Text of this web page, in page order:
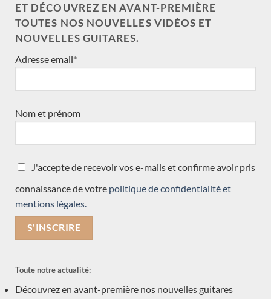
François Régis Léonard
David Pelter
arrivée ce mois
John Price
Will Hamm
Régis Sala
Jan Schneider
Andreas Madimenos
Leonardo de Gregorio
Gerardo Centonze
Jeremy Cooper
ET DÉCOUVREZ EN AVANT-PREMIÈRE
TOUTES NOS NOUVELLES VIDÉOS ET
NOUVELLES GUITARES.
Adresse email*
Nom et prénom
J'accepte de recevoir vos e-mails et confirme avoir pris
connaissance de votre politique de confidentialité et
mentions légales.
Toute notre actualité:
Découvrez en avant-première nos nouvelles guitares